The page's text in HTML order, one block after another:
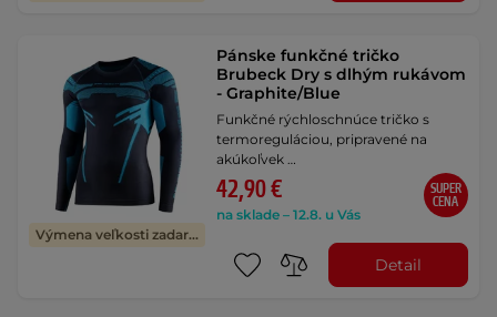
Výmena veľkosti zadarmo
Pánske funkčné tričko
Brubeck Dry s dlhým rukávom
- Graphite/Blue
Funkčné rýchloschnúce tričko s
termoreguláciou, pripravené na
akúkoľvek …
42,90 €
na sklade – 12.8. u Vás
SUPER
CENA
Detail